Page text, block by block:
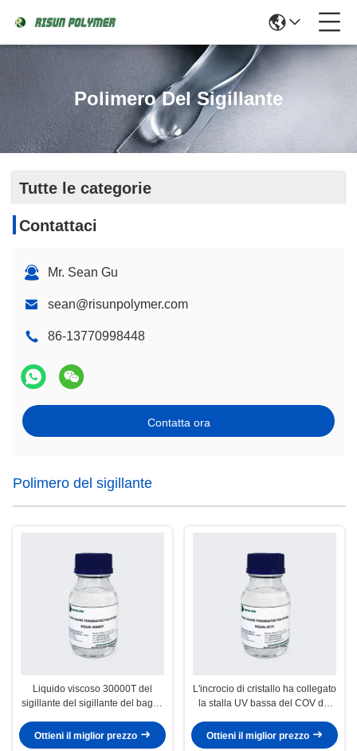
Polimero Del Sigillante
Tutte le categorie
Contattaci
Mr. Sean Gu
sean@risunpolymer.com
86-13770998448
Contatta ora
Polimero del sigillante
Liquido viscoso 30000T del
sigillante del sigillante del bagno
polimero
Ottieni il miglior prezzo
L'incrocio di cristallo ha collegato
la stalla UV bassa del COV del
polimero
Ottieni il miglior prezzo